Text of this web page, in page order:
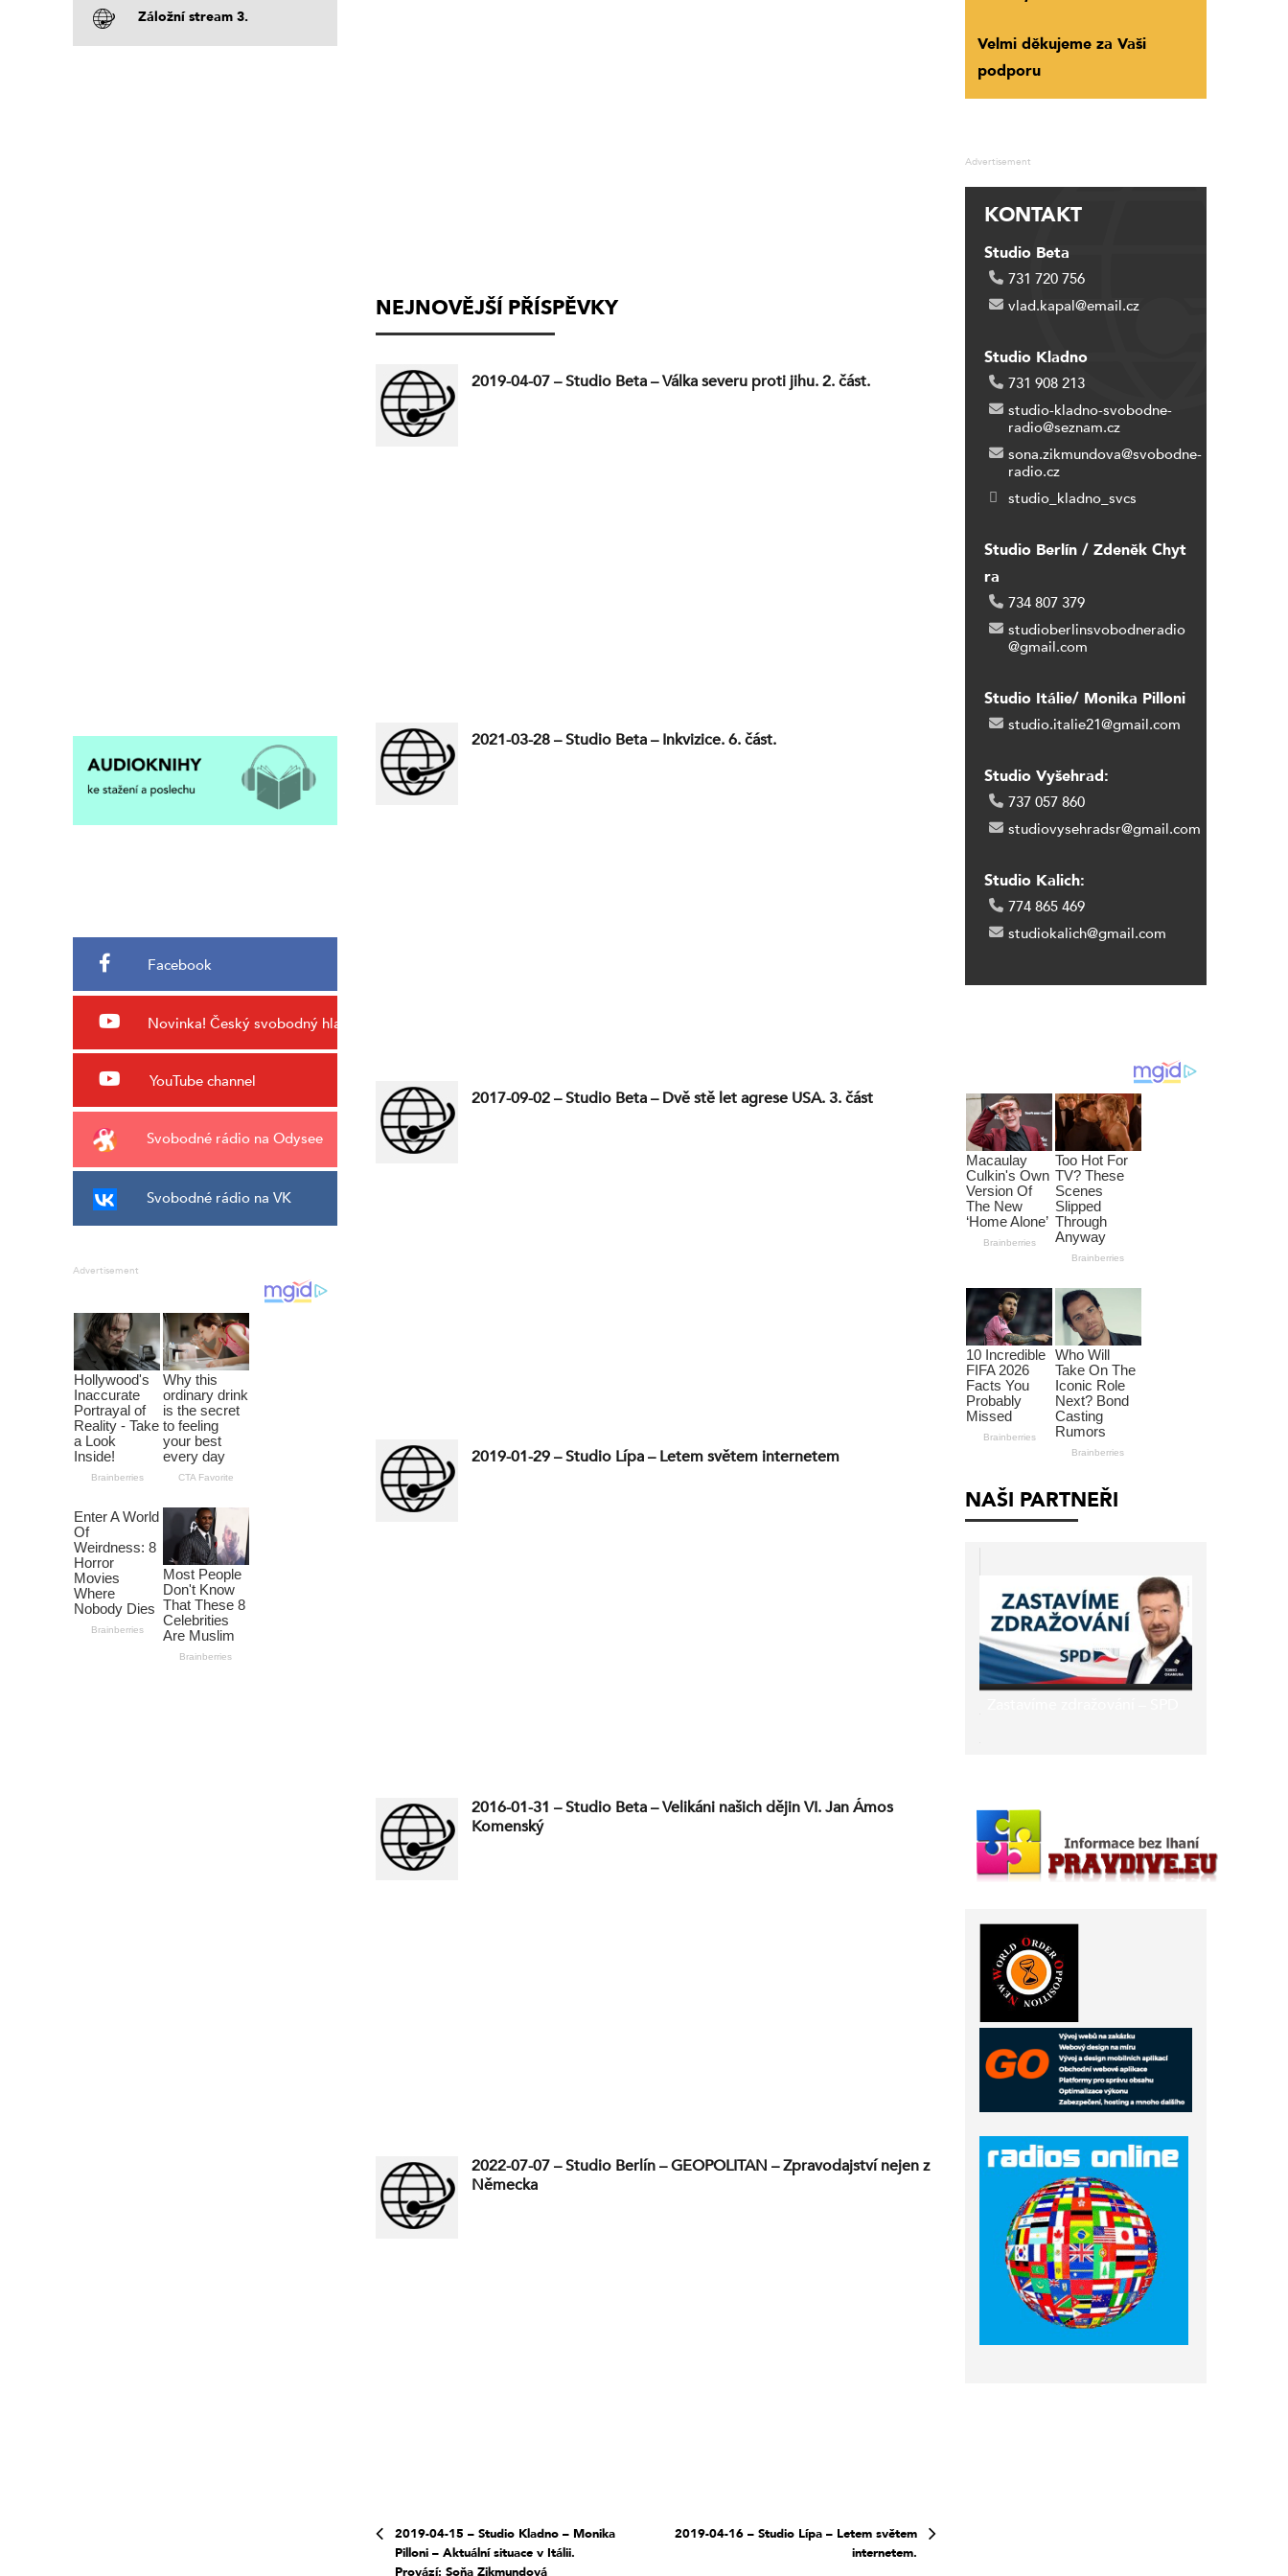
Záložní stream 3.
Facebook
Novinka! Český svobodný hlas
YouTube channel
Svobodné rádio na Odysee
Svobodné rádio na VK
Advertisement
NEJNOVĚJŠÍ PŘÍSPĚVKY
2019-04-07 – Studio Beta – Válka severu proti jihu. 2. část.
2021-03-28 – Studio Beta – Inkvizice. 6. část.
2017-09-02 – Studio Beta – Dvě stě let agrese USA. 3. část
2019-01-29 – Studio Lípa – Letem světem internetem
2016-01-31 – Studio Beta – Velikáni našich dějin VI. Jan Ámos
Komenský
2022-07-07 – Studio Berlín – GEOPOLITAN – Zpravodajství nejen z
Německa
2019-04-15 – Studio Kladno – Monika
Pilloni – Aktuální situace v Itálii.
Provází: Soňa Zikmundová
2019-04-16 – Studio Lípa – Letem světem
internetem.
Velmi děkujeme za Vaši
podporu
Advertisement
KONTAKT
Studio Beta
731 720 756
vlad.kapal@email.cz
Studio Kladno
731 908 213
studio-kladno-svobodne-
radio@seznam.cz
sona.zikmundova@svobodne-
radio.cz
studio_kladno_svcs
Studio Berlín / Zdeněk Chyt
ra
734 807 379
studioberlinsvobodneradio
@gmail.com
Studio Itálie/ Monika Pilloni
studio.italie21@gmail.com
Studio Vyšehrad:
737 057 860
studiovysehradsr@gmail.com
Studio Kalich:
774 865 469
studiokalich@gmail.com
NAŠI PARTNEŘI